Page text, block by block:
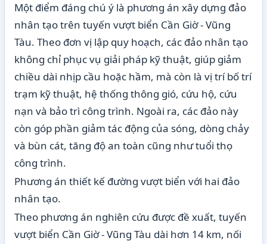
Một điểm đáng chú ý là phương án xây dựng đảo
nhân tạo trên tuyến vượt biển Cần Giờ - Vũng
Tàu. Theo đơn vị lập quy hoạch, các đảo nhân tạo
không chỉ phục vụ giải pháp kỹ thuật, giúp giảm
chiều dài nhịp cầu hoặc hầm, mà còn là vị trí bố trí
trạm kỹ thuật, hệ thống thông gió, cứu hộ, cứu
nạn và bảo trì công trình. Ngoài ra, các đảo này
còn góp phần giảm tác động của sóng, dòng chảy
và bùn cát, tăng độ an toàn cũng như tuổi thọ
công trình.
Phương án thiết kế đường vượt biển với hai đảo
nhân tạo.
Theo phương án nghiên cứu được đề xuất, tuyến
vượt biển Cần Giờ - Vũng Tàu dài hơn 14 km, nối